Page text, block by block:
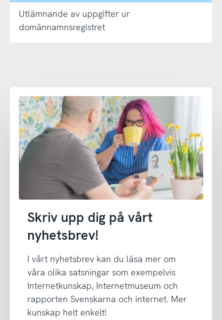
Utlämnande av uppgifter ur
domännamnsregistret
Skriv upp dig på vårt
nyhetsbrev!
I vårt nyhetsbrev kan du läsa mer om
våra olika satsningar som exempelvis
Internetkunskap, Internetmuseum och
rapporten Svenskarna och internet. Mer
kunskap helt enkelt!